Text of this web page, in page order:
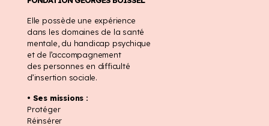
Elle possède une expérience
dans les domaines de la santé
mentale, du handicap psychique
et de l’accompagnement
des personnes en difficulté
d’insertion sociale.
• Ses missions :
Protéger
Réinsérer